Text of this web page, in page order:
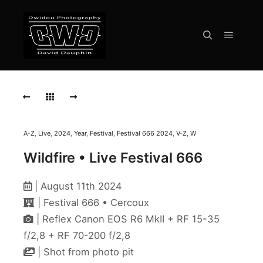
Festival
WILDFIRE
Cercoux
WILDFIRE
Festival
A-Z, Live, 2024, Year, Festival, Festival 666 2024, V-Z, W
Wildfire • Live Festival 666
| August 11th 2024
| Festival 666 • Cercoux
| Reflex Canon EOS R6 MkII + RF 15-35
f/2,8 + RF 70-200 f/2,8
| Shot from photo pit